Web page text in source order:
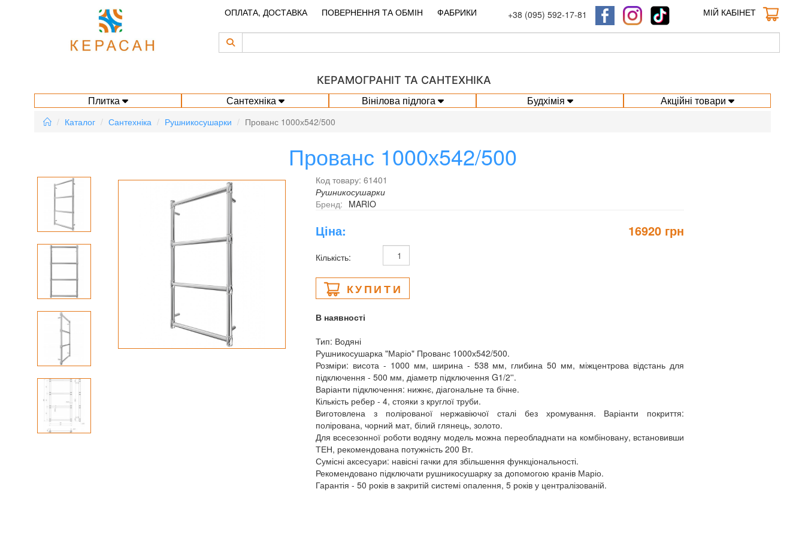
ОПЛАТА, ДОСТАВКА ПОВЕРНЕННЯ ТА ОБМІН ФАБРИКИ +38 (095) 592-17-81 МІЙ КАБІНЕТ
КЕРАМОГРАНІТ ТА САНТЕХНІКА
Плитка Сантехніка Вінілова підлога Будхімія Акційні товари
Каталог Сантехніка Рушникосушарки Прованс 1000х542/500
Прованс 1000х542/500
Код товару: 61401
Рушникосушарки
Бренд: MARIO
Ціна: 16920 грн
Кількість:
КУПИТИ
В наявності
Тип: Водяні
Рушникосушарка "Маріо" Прованс 1000х542/500.
Розміри: висота - 1000 мм, ширина - 538 мм, глибина 50 мм, міжцентрова відстань для
підключення - 500 мм, діаметр підключення G1/2''.
Варіанти підключення: нижнє, діагональне та бічне.
Кількість ребер - 4, стояки з круглої труби.
Виготовлена з полірованої нержавіючої сталі без хромування. Варіанти покриття:
полірована, чорний мат, білий глянець, золото.
Для всесезонної роботи водяну модель можна переобладнати на комбіновану, встановивши
ТЕН, рекомендована потужність 200 Вт.
Сумісні аксесуари: навісні гачки для збільшення функціональності.
Рекомендовано підключати рушникосушарку за допомогою кранів Маріо.
Гарантія - 50 років в закритій системі опалення, 5 років у централізованій.